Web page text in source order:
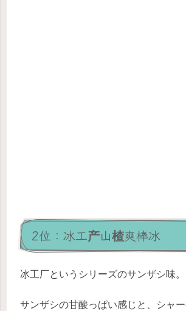
2位：冰工产山楂爽棒冰
冰工厂というシリーズのサンザシ味。
サンザシの甘酸っぱい感じと、シャ